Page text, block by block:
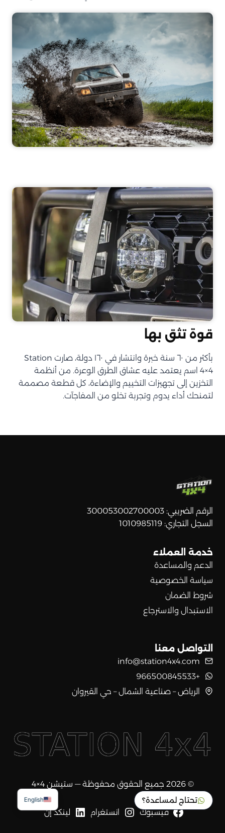
قوة تثق بها
بأكثر من ٦٠ سنة خبرة وانتشار في ١٦٠ دولة، صارت Station
4×4 اسم يعتمد عليه عشاق الطرق الوعرة. من أنظمة
التخزين إلى تجهيزات التخييم والإضاءة، كل قطعة مصممة
لتمنحك أداء يدوم وتجربة تخلو من المفاجآت.
الرقم الضريبي: 300053002700003
السجل التجاري: 1010985119
خدمة العملاء
الدعم والمساعدة
سياسة الخصوصية
شروط الضمان
الاستبدال والاسترجاع
التواصل معنا
info@station4x4.com
+966500845533
الرياض – صناعية الشمال – حي القيروان
© 2026 جميع الحقوق محفوظة — ستيشن 4×4
فيسبوك انستغرام لينكد إن
تحتاج لمساعدة؟ English